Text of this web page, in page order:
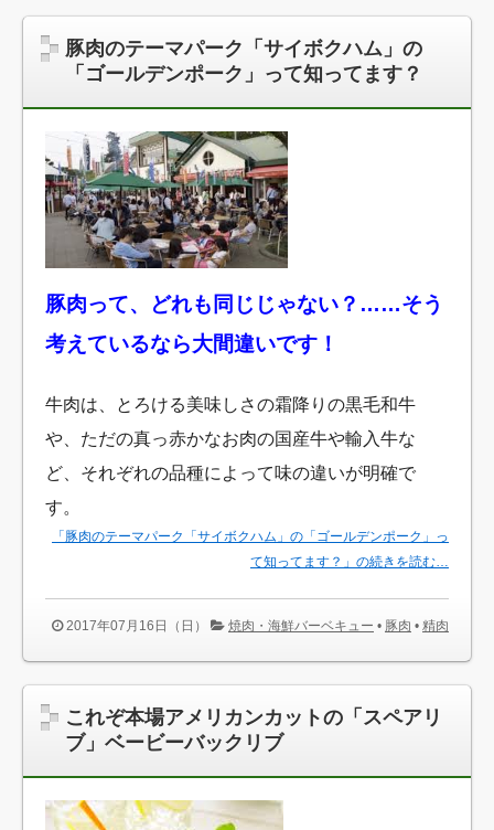
豚肉のテーマパーク「サイボクハム」の
「ゴールデンポーク」って知ってます？
豚肉って、どれも同じじゃない？……そう
考えているなら大間違いです！
牛肉は、とろける美味しさの霜降りの黒毛和牛
や、ただの真っ赤かなお肉の国産牛や輸入牛な
ど、それぞれの品種によって味の違いが明確で
す。
「豚肉のテーマパーク「サイボクハム」の「ゴールデンポーク」っ
て知ってます？」の続きを読む…
2017年07月16日（日） 焼肉・海鮮バーベキュー • 豚肉 • 精肉
これぞ本場アメリカンカットの「スペアリ
ブ」ベービーバックリブ